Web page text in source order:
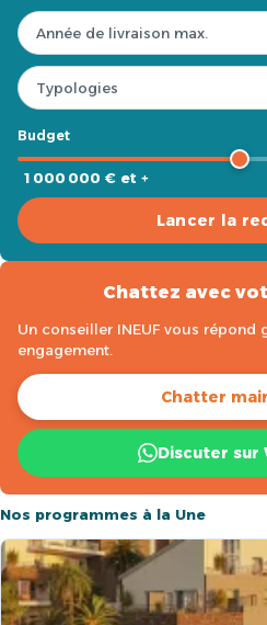
Budget
1 000 000 € et +
Lancer la
Chattez avec
Un conseiller INEUF vous répond
engagement.
Chatter
Discuter sur
Nos programmes à la Une